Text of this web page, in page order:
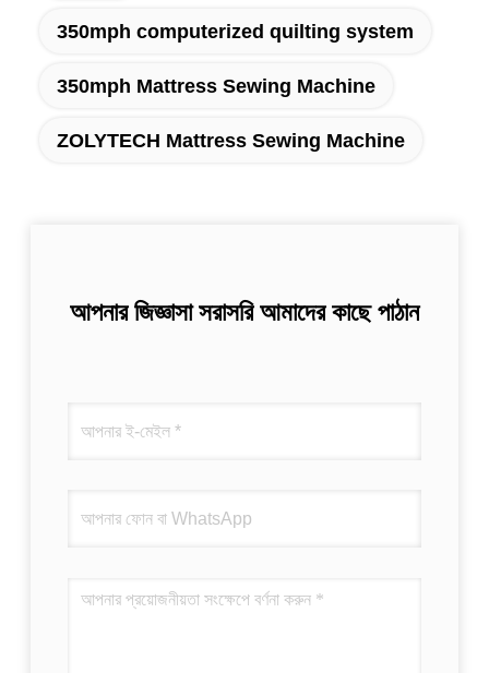
350mph computerized quilting system
350mph Mattress Sewing Machine
ZOLYTECH Mattress Sewing Machine
আপনার জিজ্ঞাসা সরাসরি আমাদের কাছে পাঠান